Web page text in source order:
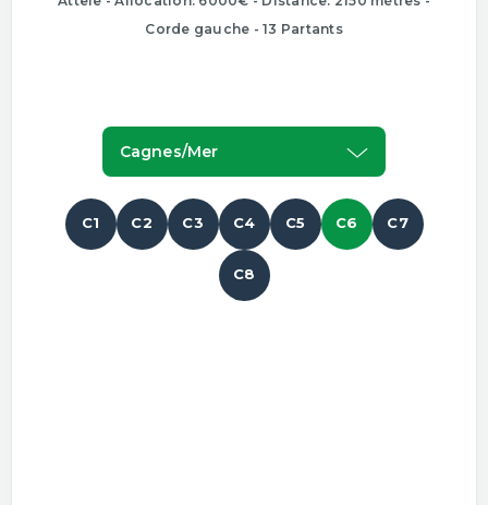
Corde gauche - 13 Partants
Cagnes/mer
C1 C2 C3 C4 C5 C6 C7
C8